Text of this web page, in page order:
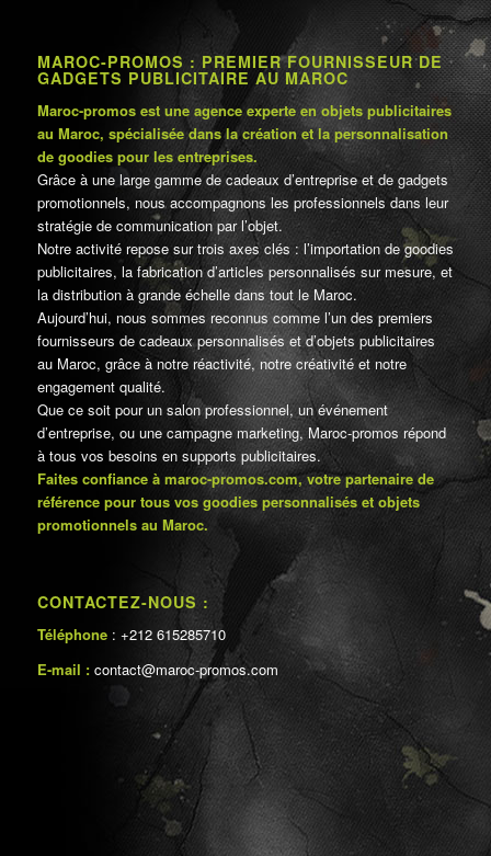
MAROC-PROMOS : PREMIER FOURNISSEUR DE
GADGETS PUBLICITAIRE AU MAROC
Maroc-promos est une agence experte en objets publicitaires
au Maroc, spécialisée dans la création et la personnalisation
de goodies pour les entreprises.
Grâce à une large gamme de cadeaux d’entreprise et de gadgets
promotionnels, nous accompagnons les professionnels dans leur
stratégie de communication par l’objet.
Notre activité repose sur trois axes clés : l’importation de goodies
publicitaires, la fabrication d’articles personnalisés sur mesure, et
la distribution à grande échelle dans tout le Maroc.
Aujourd’hui, nous sommes reconnus comme l’un des premiers
fournisseurs de cadeaux personnalisés et d’objets publicitaires
au Maroc, grâce à notre réactivité, notre créativité et notre
engagement qualité.
Que ce soit pour un salon professionnel, un événement
d’entreprise, ou une campagne marketing, Maroc-promos répond
à tous vos besoins en supports publicitaires.
Faites confiance à maroc-promos.com, votre partenaire de
référence pour tous vos goodies personnalisés et objets
promotionnels au Maroc.
CONTACTEZ-NOUS :
Téléphone : +212 615285710
E-mail : contact@maroc-promos.com